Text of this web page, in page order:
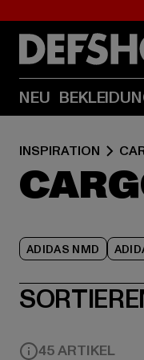
NEU
INSPIRATION
ADIDAS NMD
45 ARTIKEL